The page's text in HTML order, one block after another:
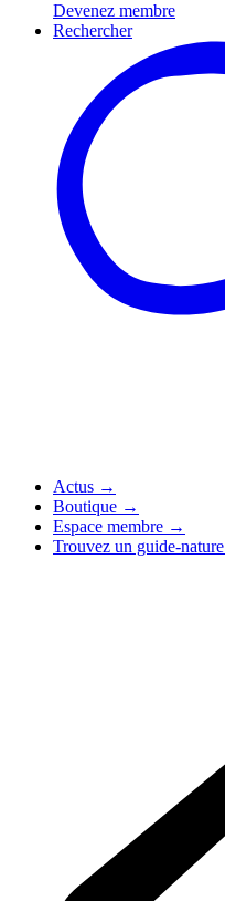
Devenez membre
Rechercher
Actus →
Boutique →
Espace membre →
Trouvez un guide-nature